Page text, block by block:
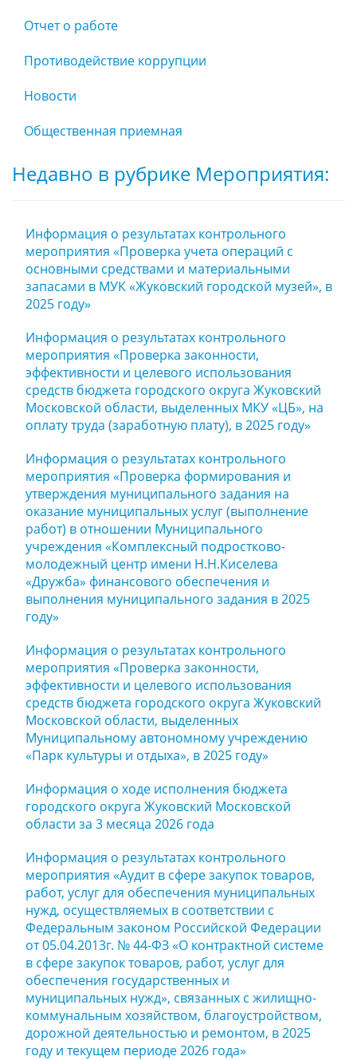
Отчет о работе
Противодействие коррупции
Новости
Общественная приемная
Недавно в рубрике Мероприятия:
Информация о результатах контрольного
мероприятия «Проверка учета операций с
основными средствами и материальными
запасами в МУК «Жуковский городской музей», в
2025 году»
Информация о результатах контрольного
мероприятия «Проверка законности,
эффективности и целевого использования
средств бюджета городского округа Жуковский
Московской области, выделенных МКУ «ЦБ», на
оплату труда (заработную плату), в 2025 году»
Информация о результатах контрольного
мероприятия «Проверка формирования и
утверждения муниципального задания на
оказание муниципальных услуг (выполнение
работ) в отношении Муниципального
учреждения «Комплексный подростково-
молодежный центр имени Н.Н.Киселева
«Дружба» финансового обеспечения и
выполнения муниципального задания в 2025
году»
Информация о результатах контрольного
мероприятия «Проверка законности,
эффективности и целевого использования
средств бюджета городского округа Жуковский
Московской области, выделенных
Муниципальному автономному учреждению
«Парк культуры и отдыха», в 2025 году»
Информация о ходе исполнения бюджета
городского округа Жуковский Московской
области за 3 месяца 2026 года
Информация о результатах контрольного
мероприятия «Аудит в сфере закупок товаров,
работ, услуг для обеспечения муниципальных
нужд, осуществляемых в соответствии с
Федеральным законом Российской Федерации
от 05.04.2013г. № 44-ФЗ «О контрактной системе
в сфере закупок товаров, работ, услуг для
обеспечения государственных и
муниципальных нужд», связанных с жилищно-
коммунальным хозяйством, благоустройством,
дорожной деятельностью и ремонтом, в 2025
году и текущем периоде 2026 года»